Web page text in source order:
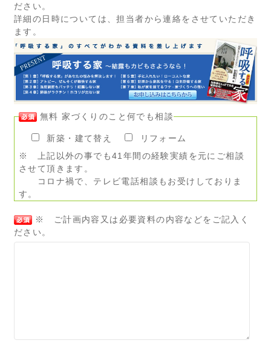
ださい。
詳細の日時については、担当者から連絡をさせていただき
ます。
無料 家づくりのこと何でも相談
新築・建て替え
リフォーム
※ 上記以外の事でも41年間の経験実績を元にご相談
させて頂きます。
コロナ禍で、テレビ電話相談もお受けしておりま
す。
※ ご計画内容又は必要資料の内容などをご記入く
ださい。